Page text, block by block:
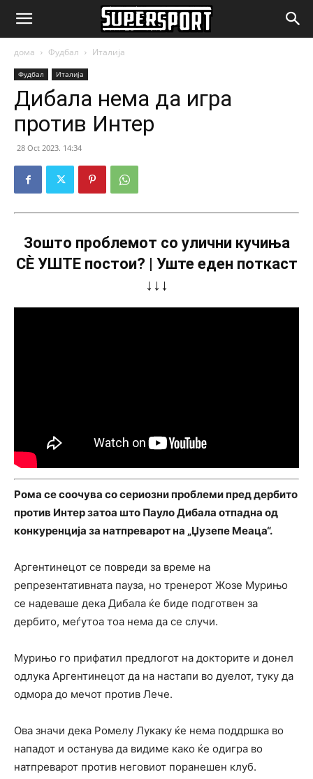
SuperSport.mk
дома Фудбал Италија
Фудбал Италија
Дибала нема да игра
против Интер
28 Oct 2023. 14:34
Зошто проблемот со улични кучиња
СÈ УШТЕ постои? | Уште еден поткаст
↓↓↓
Рома се соочува со сериозни проблеми пред дербито
против Интер затоа што Пауло Дибала отпадна од
конкуренција за натпреварот на „Џузепе Меаца“.
Аргентинецот се повреди за време на
репрезентативната пауза, но тренерот Жозе Мурињо
се надеваше дека Дибала ќе биде подготвен за
дербито, меѓутоа тоа нема да се случи.
Мурињо го прифатил предлогот на докторите и донел
одлука Аргентинецот да на настапи во дуелот, туку да
одмора до мечот против Лече.
Ова значи дека Ромелу Лукаку ќе нема поддршка во
нападот и останува да видиме како ќе одигра во
натпреварот против неговиот поранешен клуб.